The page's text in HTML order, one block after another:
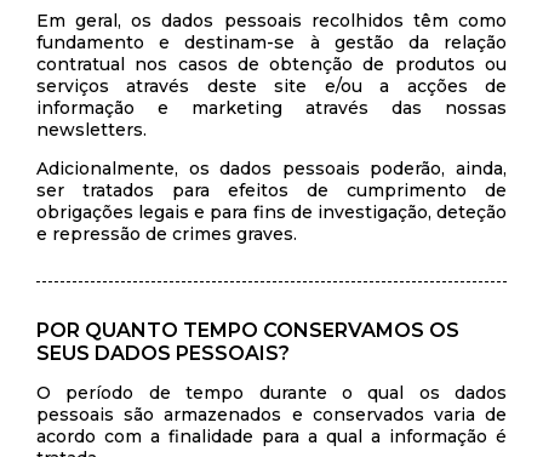
Em geral, os dados pessoais recolhidos têm como
fundamento e destinam-se à gestão da relação
contratual nos casos de obtenção de produtos ou
serviços através deste site e/ou a acções de
informação e marketing através das nossas
newsletters.
Adicionalmente, os dados pessoais poderão, ainda,
ser tratados para efeitos de cumprimento de
obrigações legais e para fins de investigação, deteção
e repressão de crimes graves.
POR QUANTO TEMPO CONSERVAMOS OS
SEUS DADOS PESSOAIS?
O período de tempo durante o qual os dados
pessoais são armazenados e conservados varia de
acordo com a finalidade para a qual a informação é